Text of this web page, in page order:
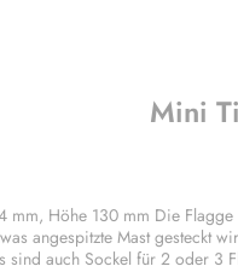
Mini
mm, Höhe 130 mm Die
angespitzte Mast gesteckt
sind auch Sockel für 2 oder 3